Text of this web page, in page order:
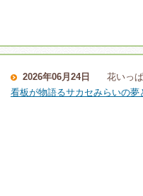
2026年06月24日
花いっ
看板が物語るサカセみらいの夢